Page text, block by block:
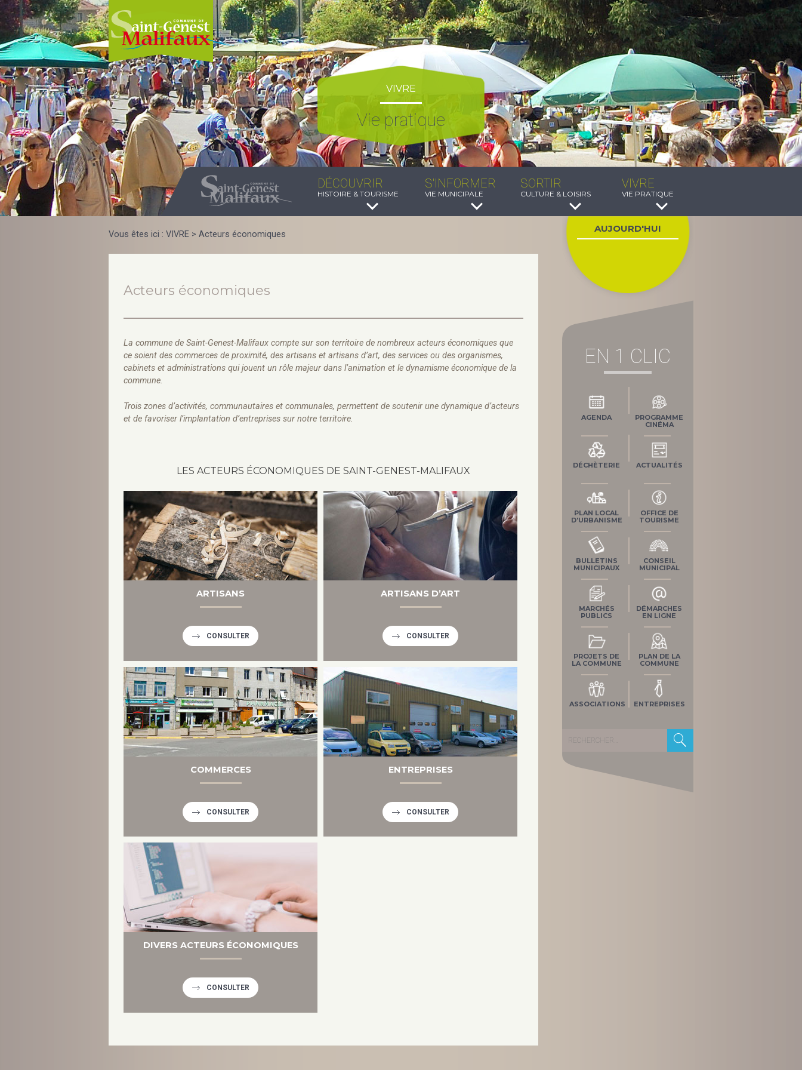
Skip
to
content
VIVRE
Vie pratique
DÉCOUVRIR
HISTOIRE & TOURISME
S'INFORMER
VIE MUNICIPALE
SORTIR
CULTURE & LOISIRS
VIVRE
VIE PRATIQUE
Vous êtes ici : VIVRE > Acteurs économiques
Acteurs économiques
La commune de Saint-Genest-Malifaux compte sur son territoire de nombreux acteurs économiques que
ce soient des commerces de proximité, des artisans et artisans d’art, des services ou des organismes,
cabinets et administrations qui jouent un rôle majeur dans l’animation et le dynamisme économique de la
commune.
Trois zones d’activités, communautaires et communales, permettent de soutenir une dynamique d’acteurs
et de favoriser l’implantation d’entreprises sur notre territoire.
LES ACTEURS ÉCONOMIQUES DE SAINT-GENEST-MALIFAUX
ARTISANS
CONSULTER
ARTISANS D’ART
CONSULTER
COMMERCES
CONSULTER
ENTREPRISES
CONSULTER
DIVERS ACTEURS ÉCONOMIQUES
CONSULTER
AUJOURD'HUI
EN 1 CLIC
AGENDA
PROGRAMME
CINÉMA
DÉCHÈTERIE ACTUALITÉS
PLAN LOCAL
D'URBANISME
OFFICE DE
TOURISME
BULLETINS
MUNICIPAUX
CONSEIL
MUNICIPAL
MARCHÉS
PUBLICS
DÉMARCHES
EN LIGNE
PROJETS DE
LA COMMUNE
PLAN DE LA
COMMUNE
ASSOCIATIONS ENTREPRISES
Rechercher :